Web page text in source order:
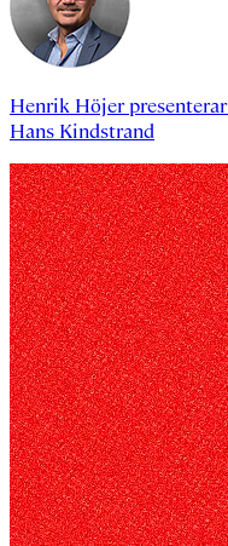
Henrik Höjerpresenterar
Hans Kindstrand